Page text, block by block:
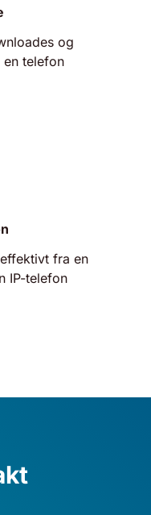
og
telefon
fra en
IP-telefon